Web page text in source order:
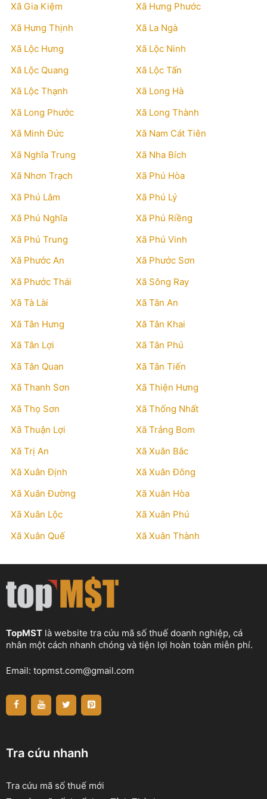
Xã Gia Kiệm
Xã Hưng Phước
Xã Hưng Thịnh
Xã La Ngà
Xã Lộc Hưng
Xã Lộc Ninh
Xã Lộc Quang
Xã Lộc Tấn
Xã Lộc Thạnh
Xã Long Hà
Xã Long Phước
Xã Long Thành
Xã Minh Đức
Xã Nam Cát Tiên
Xã Nghĩa Trung
Xã Nha Bích
Xã Nhơn Trạch
Xã Phú Hòa
Xã Phú Lâm
Xã Phú Lý
Xã Phú Nghĩa
Xã Phú Riềng
Xã Phú Trung
Xã Phú Vinh
Xã Phước An
Xã Phước Sơn
Xã Phước Thái
Xã Sông Ray
Xã Tà Lài
Xã Tân An
Xã Tân Hưng
Xã Tân Khai
Xã Tân Lợi
Xã Tân Phú
Xã Tân Quan
Xã Tân Tiến
Xã Thanh Sơn
Xã Thiện Hưng
Xã Thọ Sơn
Xã Thống Nhất
Xã Thuận Lợi
Xã Trảng Bom
Xã Trị An
Xã Xuân Bắc
Xã Xuân Định
Xã Xuân Đông
Xã Xuân Đường
Xã Xuân Hòa
Xã Xuân Lộc
Xã Xuân Phú
Xã Xuân Quế
Xã Xuân Thành
TopMST là website tra cứu mã số thuế doanh nghiệp, cá
nhân một cách nhanh chóng và tiện lợi hoàn toàn miễn phí.
Email: topmst.com@gmail.com
Tra cứu nhanh
Tra cứu mã số thuế mới